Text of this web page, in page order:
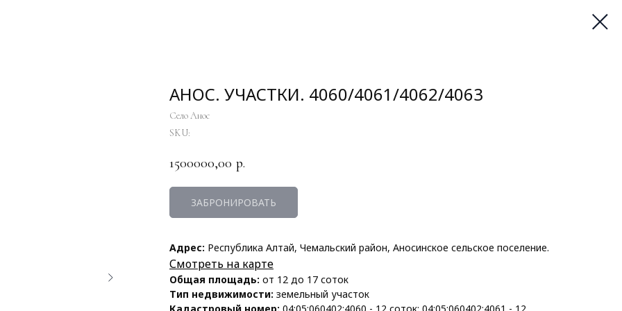
АНОС. УЧАСТКИ. 4060/4061/4062/4063
Село Анос
SKU:
1500000,00 р.
ЗАБРОНИРОВАТЬ
Адрес: Республика Алтай, Чемальский район, Аносинское сельское поселение.
Смотреть на карте
Общая площадь: от 12 до 17 соток
Тип недвижимости: земельный участок